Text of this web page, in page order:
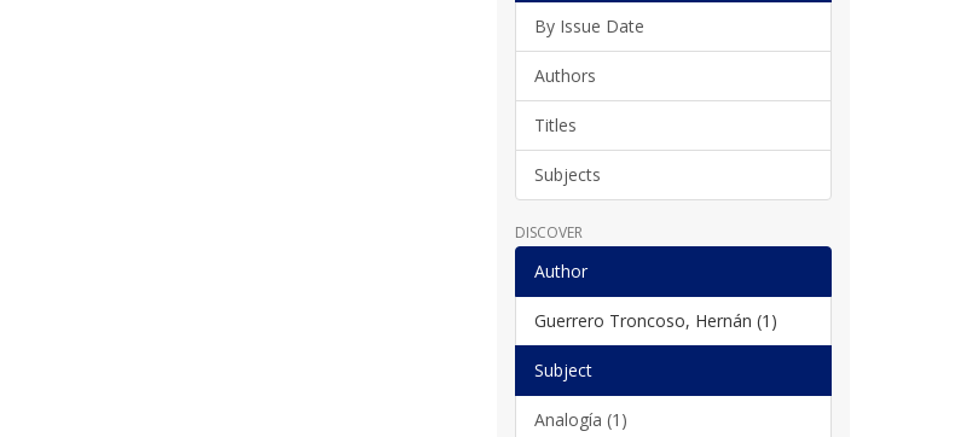
By Issue Date
Authors
Titles
Subjects
DISCOVER
Author
Guerrero Troncoso, Hernán (1)
Subject
Analogía (1)